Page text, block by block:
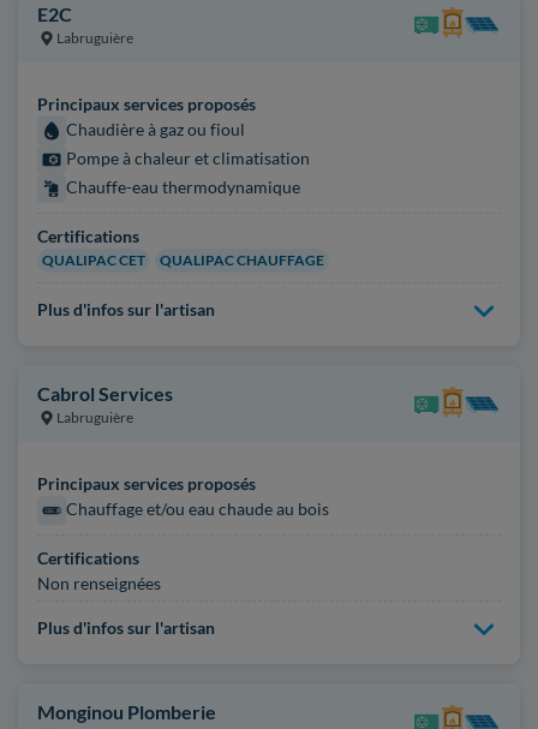
E2C
Labruguière
Principaux services proposés
Chaudière à gaz ou fioul
Pompe à chaleur et climatisation
Chauffe-eau thermodynamique
Certifications
QUALIPAC CET QUALIPAC CHAUFFAGE
Plus d'infos sur l'artisan
Cabrol Services
Labruguière
Principaux services proposés
Chauffage et/ou eau chaude au bois
Certifications
Non renseignées
Plus d'infos sur l'artisan
Monginou Plomberie